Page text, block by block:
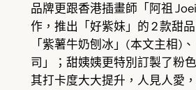
品牌更跟香港插畫師「阿祖
作，推出「好紫妹」的 2 款甜
「紫薯牛奶刨冰」(本文主相)
司」；甜姨姨更特別訂製了粉
其打卡度大大提升，人見人愛